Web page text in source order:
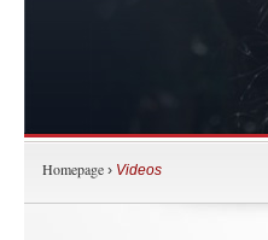
Homepage › Videos